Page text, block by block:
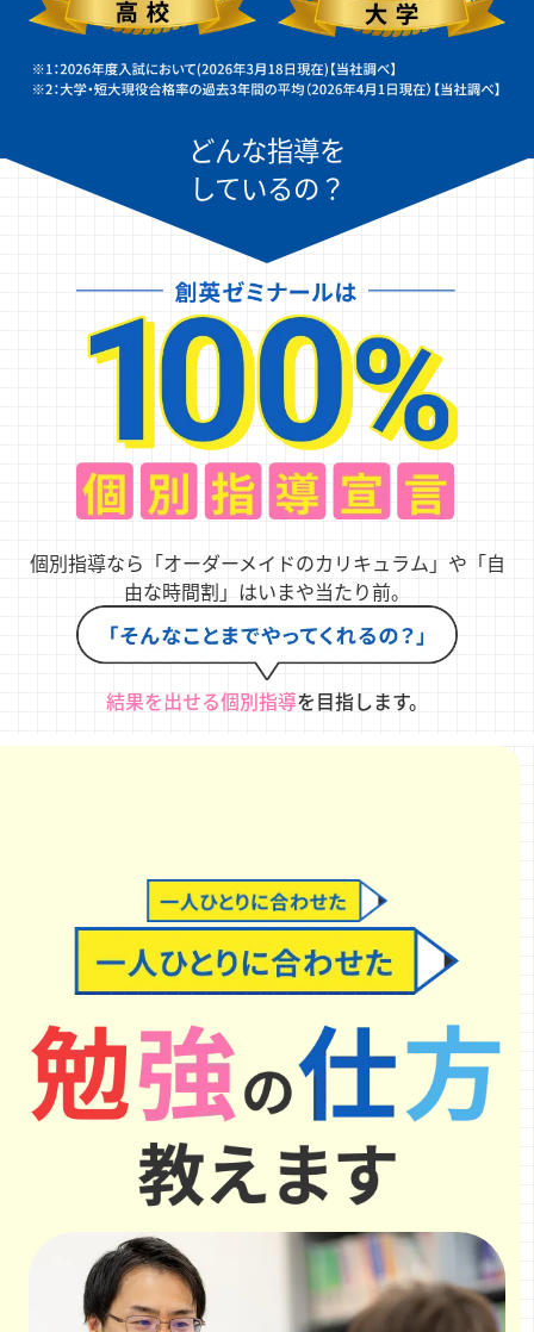
どんな指導を
しているの？
個別指導なら「オーダーメイドのカリキュラム」や「自
由な時間割」はいまや当たり前。
結果を出せる個別指導を目指します。